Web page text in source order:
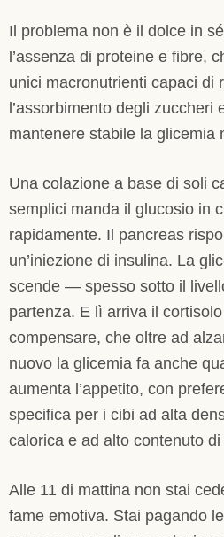
Il problema non è il dolce in
l’assenza di proteine e fibre,
unici macronutrienti capaci di
l’assorbimento degli zuccheri
mantenere stabile la glicemia
Una colazione a base di soli
semplici manda il glucosio in
rapidamente. Il pancreas
un’iniezione di insulina. La
scende — spesso sotto il
partenza. E lì arriva il
compensare, che oltre ad
nuovo la glicemia fa anche
aumenta l’appetito, con
specifica per i cibi ad alta
calorica e ad alto contenuto
Alle 11 di mattina non stai
fame emotiva. Stai pagando le